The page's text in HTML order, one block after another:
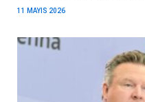
11 MAYIS 2026